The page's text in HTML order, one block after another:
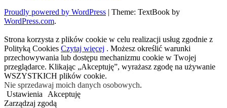
Proudly powered by WordPress | Theme: TextBook by
WordPress.com.
Strona korzysta z plików cookie w celu realizacji usług zgodnie z
Polityką Cookies Czytaj więcej . Możesz określić warunki
przechowywania lub dostępu mechanizmu cookie w Twojej
przeglądarce. Klikając „Akceptuję”, wyrażasz zgodę na używanie
WSZYSTKICH plików cookie.
Nie sprzedawaj moich danych osobowych.
Ustawienia
Akceptuję
Zarządzaj zgodą